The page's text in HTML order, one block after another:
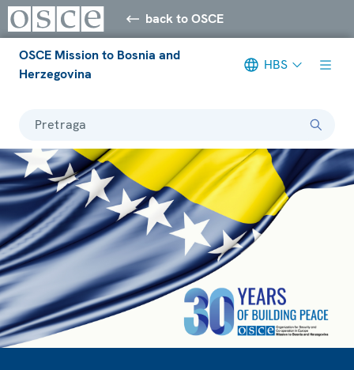
back to OSCE
OSCE Mission to Bosnia and
Herzegovina
HBS
Pretraga